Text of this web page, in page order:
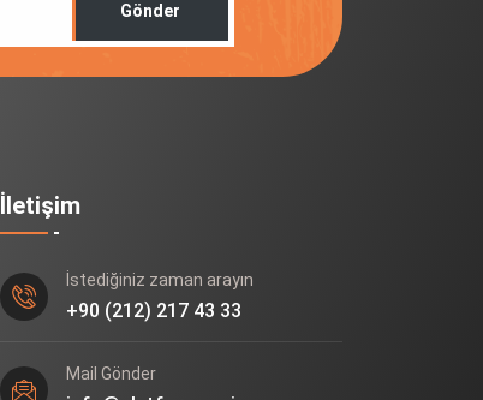
Gönder
İletişim
İstediğiniz zaman arayın
+90 (212) 217 43 33
Mail Gönder